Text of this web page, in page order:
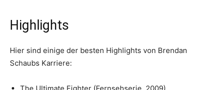
Highlights
Hier sind einige der besten Highlights von Brendan
Schaubs Karriere: